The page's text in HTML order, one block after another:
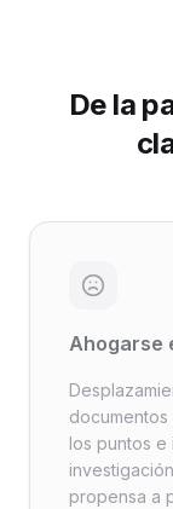
De la
Ahogarse
los puntos e
propensa a